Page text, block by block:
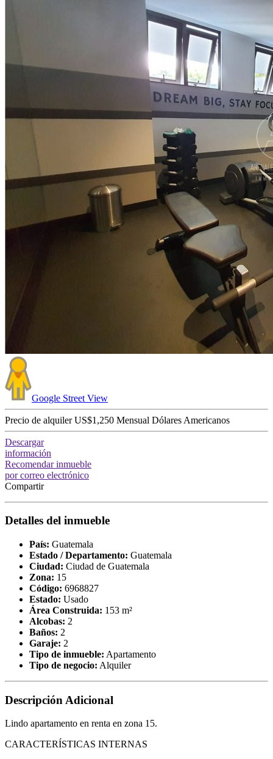
Google Street View
Precio de alquilerUS$1,250 Mensual Dólares Americanos
Descargar
información
Recomendar inmueble
por correo electrónico
Compartir
Detalles del inmueble
País: Guatemala
Estado / Departamento: Guatemala
Ciudad: Ciudad de Guatemala
Zona: 15
Código: 6968827
Estado: Usado
Área Construida: 153 m²
Alcobas: 2
Baños: 2
Garaje: 2
Tipo de inmueble: Apartamento
Tipo de negocio: Alquiler
Descripción Adicional
Lindo apartamento en renta en zona 15.
CARACTERÍSTICAS INTERNAS